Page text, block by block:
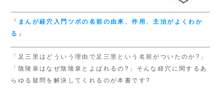
『 まんが経穴入門 ツボの名前の由来、作用、主治がよくわか
る 』
「足三里はどういう理由で足三里という名前がついたのか?」
「陰陵泉はなぜ陰陵泉とよばれるの?」そんな経穴に関するあ
らゆる疑問を解決してくれるのが本書です?